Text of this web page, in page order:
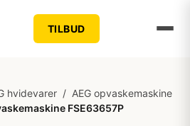
TILBUD
hvidevarer / AEG opvaskemaskine
FSE63657P